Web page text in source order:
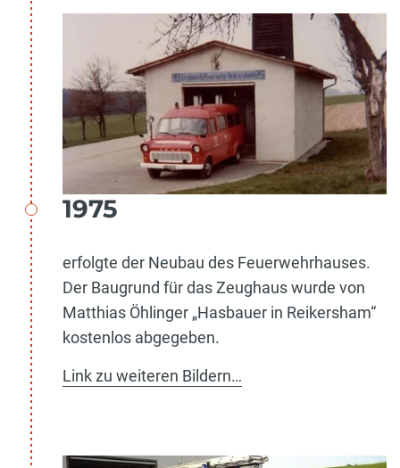
1975
erfolgte der Neubau des Feuerwehrhauses.
Der Baugrund für das Zeughaus wurde von
Matthias Öhlinger „Hasbauer in Reikersham“
kostenlos abgegeben.
Link zu weiteren Bildern…